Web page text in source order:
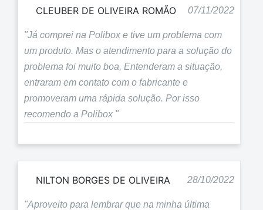
CLEUBER DE OLIVEIRA ROMÃO 07/11/2022
"Já comprei na Polibox e tive um problema com
um produto. Mas o atendimento para a solução do
problema foi muito boa, Entenderam a situação,
entraram em contato com o fabricante e
promoveram uma rápida solução. Por isso
recomendo a Polibox "
NILTON BORGES DE OLIVEIRA 28/10/2022
"Aproveito para lembrar que na minha última